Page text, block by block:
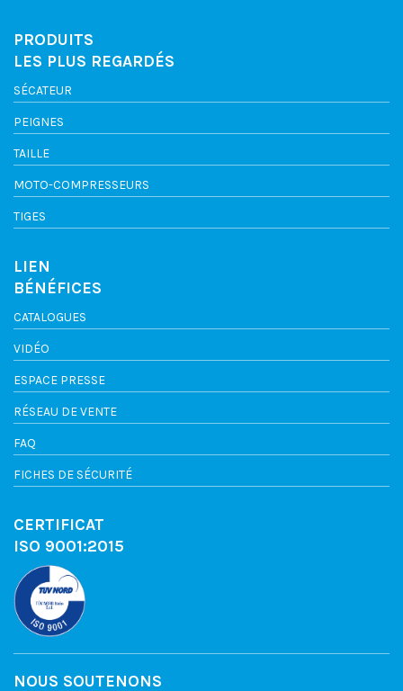
PRODUITS
LES PLUS REGARDÉS
SÉCATEUR
PEIGNES
TAILLE
MOTO-COMPRESSEURS
TIGES
LIEN
BÉNÉFICES
CATALOGUES
VIDÉO
ESPACE PRESSE
RÉSEAU DE VENTE
FAQ
FICHES DE SÉCURITÉ
CERTIFICAT
ISO 9001:2015
NOUS SOUTENONS